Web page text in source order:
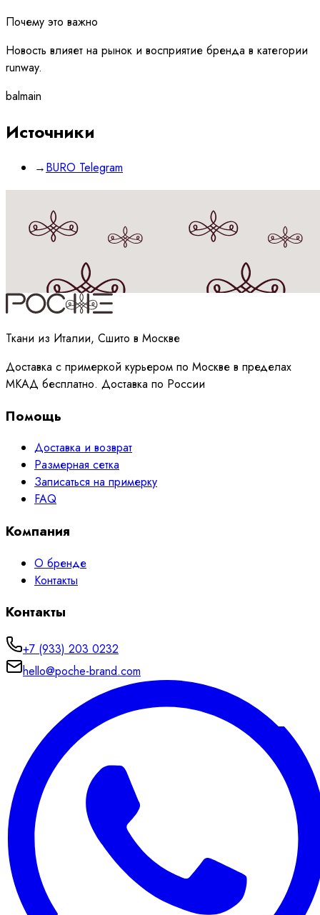
Почему это важно
Новость влияет на рынок и восприятие бренда в категории
runway.
balmain
Источники
→BURO Telegram
Принимаюполитикуобработки данных
Ткани из Италии, Сшито в Москве
Доставка с примеркой курьером по Москве в пределах
МКАД бесплатно. Доставка по России
Помощь
Доставка и возврат
Размерная сетка
Записаться на примерку
FAQ
Компания
О бренде
Контакты
Контакты
+7 (933) 203 0232
hello@poche-brand.com